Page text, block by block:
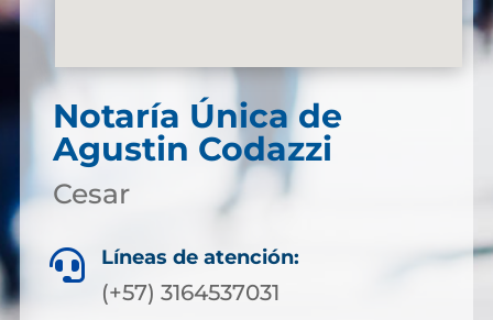
Notaría Única de
Agustin Codazzi
Cesar
 Líneas de atención:
(+57) 3164537031